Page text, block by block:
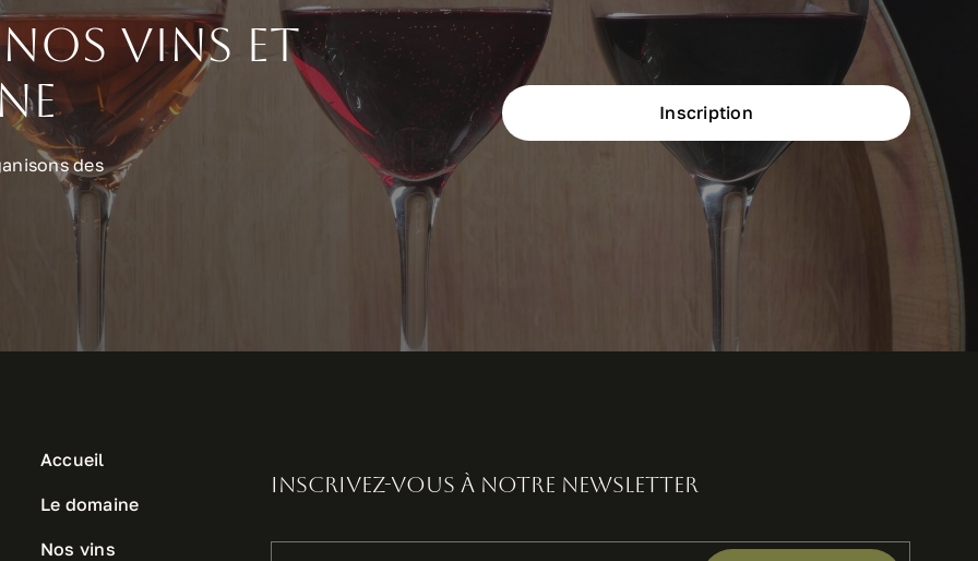
vins et
des
Inscription
Accueil
Le domaine
Nos vins
Inscrivez-vous à notre newsletter